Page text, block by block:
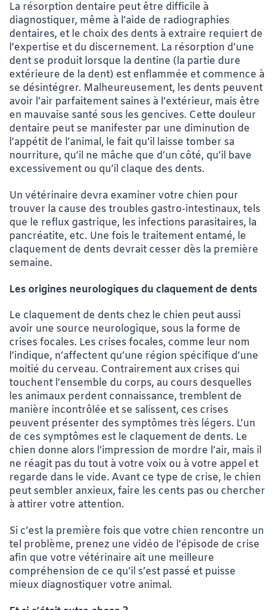
La résorption dentaire peut être difficile à
diagnostiquer, même à l’aide de radiographies
dentaires, et le choix des dents à extraire requiert de
l’expertise et du discernement. La résorption d’une
dent se produit lorsque la dentine (la partie dure
extérieure de la dent) est enflammée et commence à
se désintégrer. Malheureusement, les dents peuvent
avoir l’air parfaitement saines à l’extérieur, mais être
en mauvaise santé sous les gencives. Cette douleur
dentaire peut se manifester par une diminution de
l’appétit de l’animal, le fait qu’il laisse tomber sa
nourriture, qu’il ne mâche que d’un côté, qu’il bave
excessivement ou qu’il claque des dents.
Un vétérinaire devra examiner votre chien pour
trouver la cause des troubles gastro-intestinaux, tels
que le reflux gastrique, les infections parasitaires, la
pancréatite, etc. Une fois le traitement entamé, le
claquement de dents devrait cesser dès la première
semaine.
Les origines neurologiques du claquement de dents
Le claquement de dents chez le chien peut aussi
avoir une source neurologique, sous la forme de
crises focales. Les crises focales, comme leur nom
l’indique, n’affectent qu’une région spécifique d’une
moitié du cerveau. Contrairement aux crises qui
touchent l’ensemble du corps, au cours desquelles
les animaux perdent connaissance, tremblent de
manière incontrôlée et se salissent, ces crises
peuvent présenter des symptômes très légers. L’un
de ces symptômes est le claquement de dents. Le
chien donne alors l’impression de mordre l’air, mais il
ne réagit pas du tout à votre voix ou à votre appel et
regarde dans le vide. Avant ce type de crise, le chien
peut sembler anxieux, faire les cents pas ou chercher
à attirer votre attention.
Si c’est la première fois que votre chien rencontre un
tel problème, prenez une vidéo de l’épisode de crise
afin que votre vétérinaire ait une meilleure
compréhension de ce qu’il s’est passé et puisse
mieux diagnostiquer votre animal.